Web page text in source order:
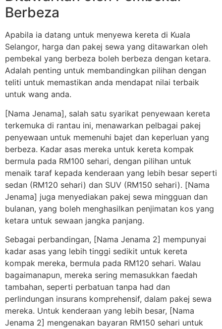
Berbeza
Apabila ia datang untuk menyewa kereta di Kuala
Selangor, harga dan pakej sewa yang ditawarkan oleh
pembekal yang berbeza boleh berbeza dengan ketara.
Adalah penting untuk membandingkan pilihan dengan
teliti untuk memastikan anda mendapat nilai terbaik
untuk wang anda.
[Nama Jenama], salah satu syarikat penyewaan kereta
terkemuka di rantau ini, menawarkan pelbagai pakej
penyewaan untuk memenuhi bajet dan keperluan yang
berbeza. Kadar asas mereka untuk kereta kompak
bermula pada RM100 sehari, dengan pilihan untuk
menaik taraf kepada kenderaan yang lebih besar seperti
sedan (RM120 sehari) dan SUV (RM150 sehari). [Nama
Jenama] juga menyediakan pakej sewa mingguan dan
bulanan, yang boleh menghasilkan penjimatan kos yang
ketara untuk sewaan jangka panjang.
Sebagai perbandingan, [Nama Jenama 2] mempunyai
kadar asas yang lebih tinggi sedikit untuk kereta
kompak mereka, bermula pada RM120 sehari. Walau
bagaimanapun, mereka sering memasukkan faedah
tambahan, seperti perbatuan tanpa had dan
perlindungan insurans komprehensif, dalam pakej sewa
mereka. Untuk kenderaan yang lebih besar, [Nama
Jenama 2] mengenakan bayaran RM150 sehari untuk